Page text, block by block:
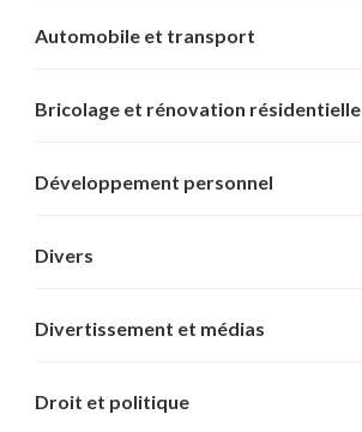
Automobile et transport
Bricolage et rénovation résidentielle
Développement personnel
Divers
Divertissement et médias
Droit et politique